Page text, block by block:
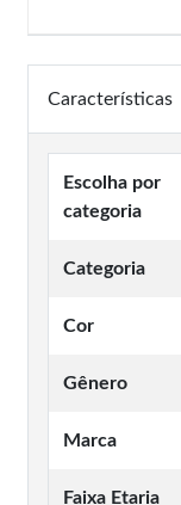
Características
Escolha por
categoria
Categoria
Cor
Gênero
Marca
Faixa Etaria